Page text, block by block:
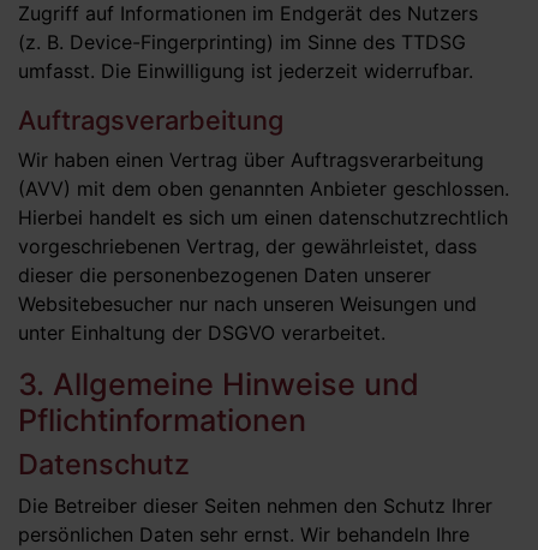
Zugriff auf Informationen im Endgerät des Nutzers
(z. B. Device-Fingerprinting) im Sinne des TTDSG
umfasst. Die Einwilligung ist jederzeit widerrufbar.
Auftragsverarbeitung
Wir haben einen Vertrag über Auftragsverarbeitung
(AVV) mit dem oben genannten Anbieter geschlossen.
Hierbei handelt es sich um einen datenschutzrechtlich
vorgeschriebenen Vertrag, der gewährleistet, dass
dieser die personenbezogenen Daten unserer
Websitebesucher nur nach unseren Weisungen und
unter Einhaltung der DSGVO verarbeitet.
3. Allgemeine Hinweise und
Pflicht­informationen
Datenschutz
Die Betreiber dieser Seiten nehmen den Schutz Ihrer
persönlichen Daten sehr ernst. Wir behandeln Ihre